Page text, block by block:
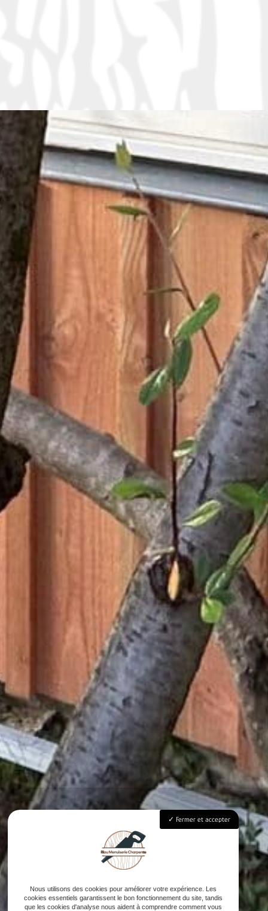
Fermer et accepter
Nous utilisons des cookies pour améliorer votre expérience. Les
cookies essentiels garantissent le bon fonctionnement du site, tandis
que les cookies d'analyse nous aident à comprendre comment vous